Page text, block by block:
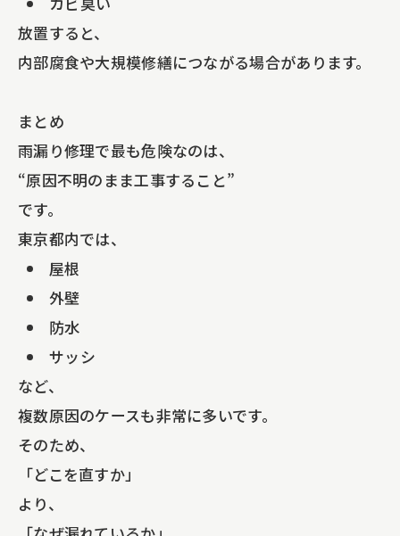
放置すると、
内部腐食や大規模修繕につながる場合があります。
まとめ
雨漏り修理で最も危険なのは、
“原因不明のまま工事すること”
です。
東京都内では、
屋根
外壁
防水
サッシ
など、
複数原因のケースも非常に多いです。
そのため、
「どこを直すか」
より、